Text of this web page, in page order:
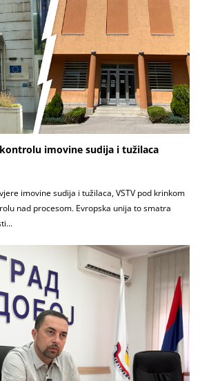
kontrolu imovine sudija i tužilaca
imovine sudija i tužilaca, VSTV pod krinkom
nad procesom. Evropska unija to smatra